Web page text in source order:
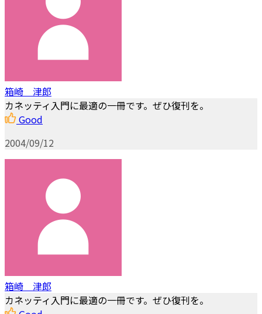
箱崎 津郎
カネッティ入門に最適の一冊です。ぜひ復刊を。
Good
2004/09/12
箱崎 津郎
カネッティ入門に最適の一冊です。ぜひ復刊を。